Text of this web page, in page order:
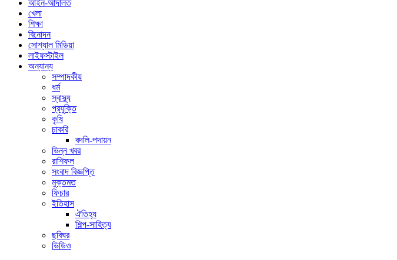
আইন-আদালত
খেলা
শিক্ষা
বিনোদন
সোশ্যাল মিডিয়া
লাইফস্টাইল
অন্যান্য
সম্পাদকীয়
ধর্ম
স্বাস্থ্য
প্রযুক্তি
কৃষি
চাকরি
বদলি-পদায়ন
ভিন্ন খবর
রাশিফল
সংবাদ বিজ্ঞপ্তি
মুক্তমত
ফিচার
ইতিহাস
ঐতিহ্য
শিল্প-সাহিত্য
ছবিঘর
ভিডিও